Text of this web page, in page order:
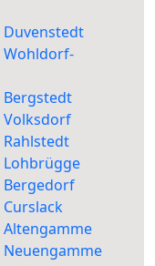
Duvenstedt
Wohldorf-
Bergstedt
Volksdorf
Lohbrügge
Bergedorf